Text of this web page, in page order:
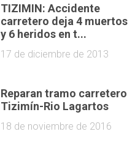
TIZIMIN: Accidente
carretero deja 4 muertos
y 6 heridos en t...
17 de diciembre de 2013
Reparan tramo carretero
Tizimín-Rio Lagartos
18 de noviembre de 2016